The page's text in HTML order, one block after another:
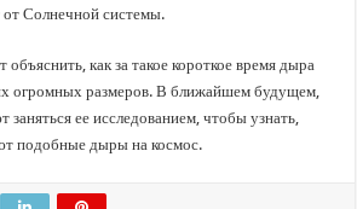
от Солнечной системы.
как за такое короткое время дыра
огромных размеров. В ближайшем будущем,
заняться ее исследованием, чтобы узнать,
подобные дыры на космос.